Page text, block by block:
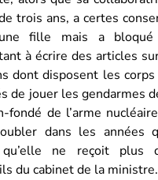
trois ans, a certes
fille mais a bloqué
à écrire des articles
dont disposent les
de jouer les gendarmes
fondé de l’arme
dans les années
ne reçoit plus
du cabinet de la ministre.